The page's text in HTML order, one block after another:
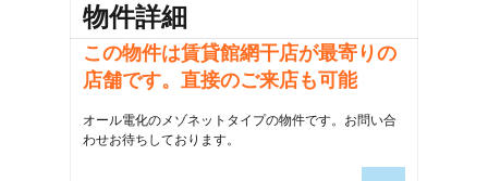
物件詳細
この物件は賃貸館網干店が最寄りの
店舗です。直接のご来店も可能
オール電化のメゾネットタイプの物件です。お問い合
わせお待ちしております。